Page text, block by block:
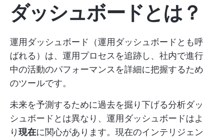
ダッシュボードとは？
運用ダッシュボード（運用ダッシュボードとも呼
ばれる）は、運用プロセスを追跡し、社内で進行
中の活動のパフォーマンスを詳細に把握するため
のツールです。
未来を予測するために過去を掘り下げる分析ダッ
シュボードとは異なり、運用ダッシュボードはよ
り現在に関心があります。現在のインテリジェン